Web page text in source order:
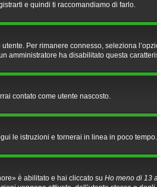
e quindi ti raccomandiamo di farlo.
Per rimanere connesso, seleziona
amministratore ha disabilitato questa
contato come utente nascosto.
le istruzioni e tornerai in linea in poco tempo.
è abilitato e hai cliccato su Ho meno di 13